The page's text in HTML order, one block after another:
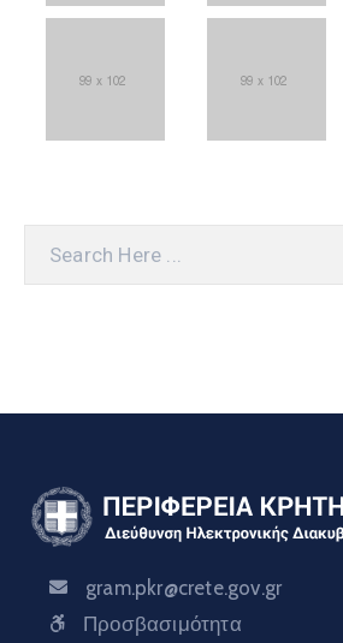
gram.pkr@crete.gov.gr
Προσβασιμότητα